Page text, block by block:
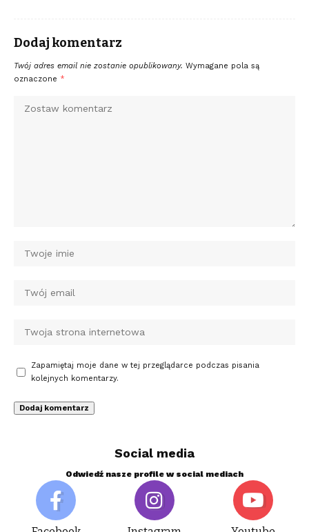
Dodaj komentarz
Twój adres email nie zostanie opublikowany. Wymagane pola są
oznaczone *
Zapamiętaj moje dane w tej przeglądarce podczas pisania
kolejnych komentarzy.
Social media
Odwiedź nasze profile w social mediach